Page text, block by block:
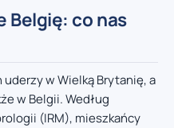
Belgię: co nas
w Wielką Brytanię, a
w Belgii. Według
(IRM), mieszkańcy